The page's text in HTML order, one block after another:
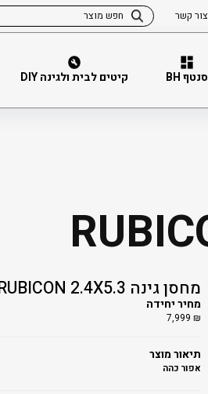
צור קשר
סנטף BH קיטים לבית ולגינה DIY
מחסן גינה 3.RUBICON 2.4X5
מחיר יחידה
7,999₪
תיאור מוצר
אפור כהה